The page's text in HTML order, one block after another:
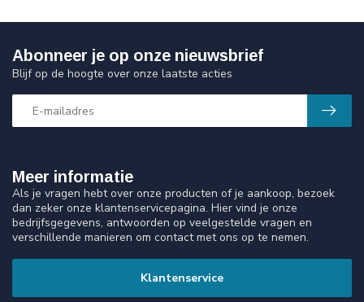
Meer informatie
Als je vragen hebt over onze producten of je aankoop, bezoek
dan zeker onze klantenservicepagina. Hier vind je onze
bedrijfsgegevens, antwoorden op veelgestelde vragen en
verschillende manieren om contact met ons op te nemen.
Klantenservice
Abonneer je op onze nieuwsbrief
Blijf op de hoogte over onze laatste acties